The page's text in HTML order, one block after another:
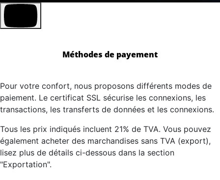
Méthodes de payement
Pour votre confort, nous proposons différents modes de
paiement. Le certificat SSL sécurise les connexions, les
transactions, les transferts de données et les connexions.
Tous les prix indiqués incluent 21% de TVA. Vous pouvez
également acheter des marchandises sans TVA (export),
lisez plus de détails ci-dessous dans la section
"Exportation".